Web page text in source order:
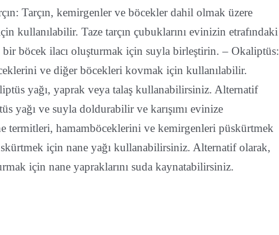
Tarçın, kemirgenler ve böcekler dahil olmak üzere
kullanılabilir. Taze tarçın çubuklarını evinizin etrafındaki
bir böcek ilacı oluşturmak için suyla birleştirin. – Okaliptüs:
ve diğer böcekleri kovmak için kullanılabilir.
yağı, yaprak veya talaş kullanabilirsiniz. Alternatif
yağı ve suyla doldurabilir ve karışımı evinize
termitleri, hamamböceklerini ve kemirgenleri püskürtmek
için nane yağı kullanabilirsiniz. Alternatif olarak,
için nane yapraklarını suda kaynatabilirsiniz.